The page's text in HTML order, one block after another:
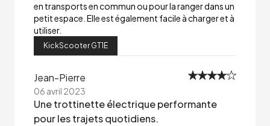
en transports en commun ou pour la ranger dans un
petit espace. Elle est également facile à charger et à
utiliser.
KickScooter GT1E
Jean-Pierre
06 avril 2023
Une trottinette électrique performante
pour les trajets quotidiens.